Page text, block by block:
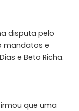
disputa pelo
mandatos e
e Beto Richa.
que uma